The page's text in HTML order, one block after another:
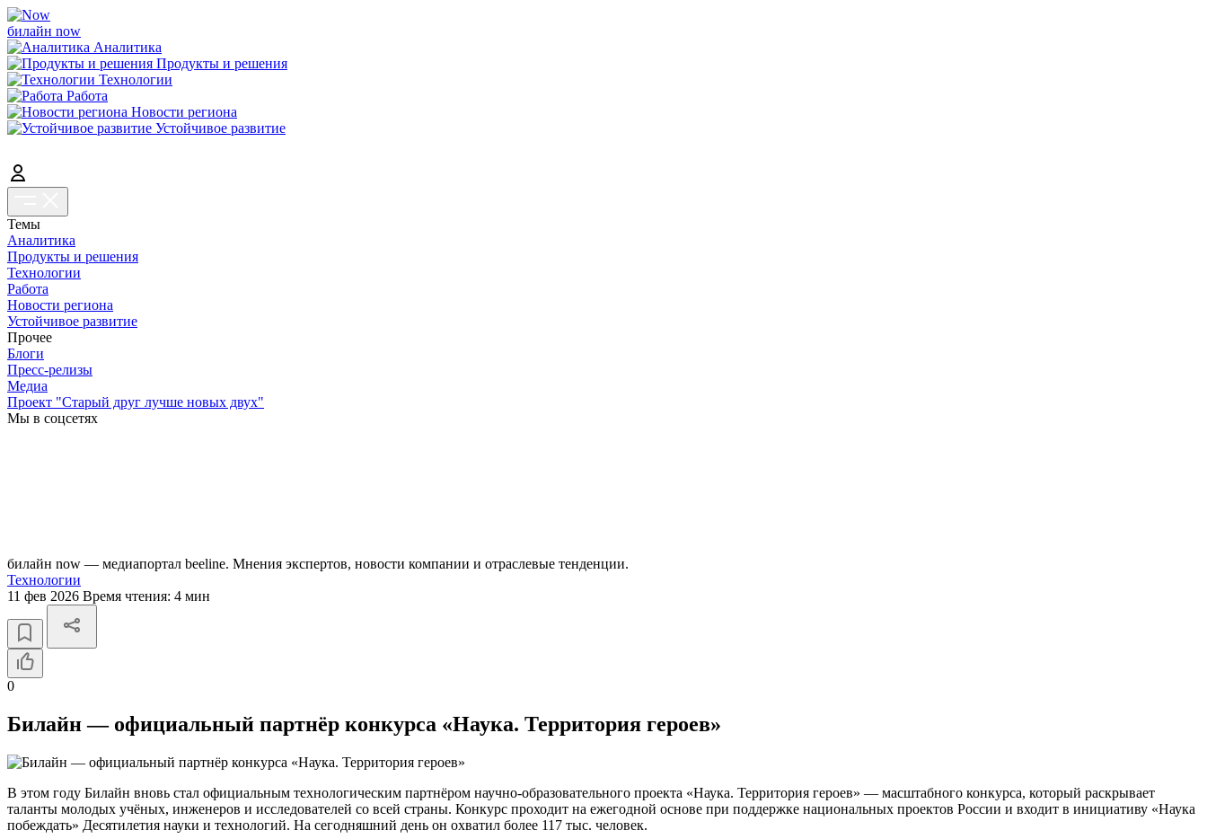
билайн now
Аналитика
Продукты и решения
Технологии
Работа
Новости региона
Устойчивое развитие
Темы
Аналитика
Продукты и решения
Технологии
Работа
Новости региона
Устойчивое развитие
Прочее
Блоги
Пресс-релизы
Медиа
Проект "Старый друг лучше новых двух"
Мы в соцсетях
билайн now — медиапортал beeline. Мнения экспертов, новости компании и отраслевые тенденции.
Технологии
11 фев 2026 Время чтения: 4 мин
0
Билайн — официальный партнёр конкурса «Наука. Территория героев»
В этом году Билайн вновь стал официальным технологическим партнёром научно-образовательного проекта «Наука. Территория героев» — масштабного конкурса, который раскрывает
таланты молодых учёных, инженеров и исследователей со всей страны. Конкурс проходит на ежегодной основе при поддержке национальных проектов России и входит в инициативу «Наука
побеждать» Десятилетия науки и технологий. На сегодняшний день он охватил более 117 тыс. человек.